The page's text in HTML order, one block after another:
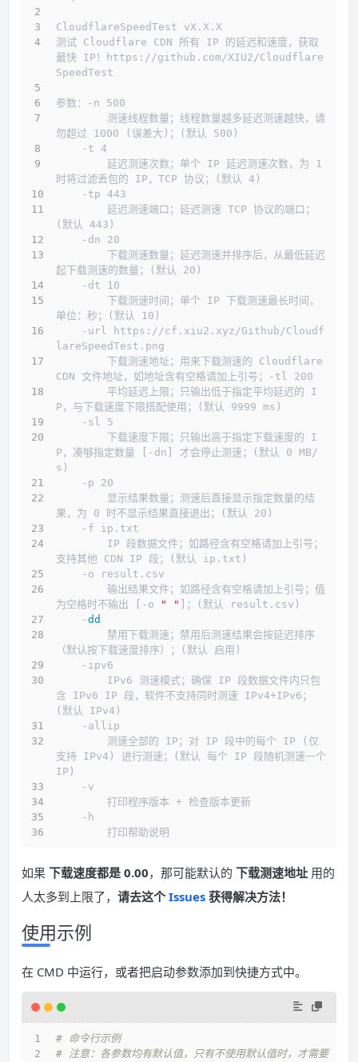
CloudflareSpeedTest vX.X.X
测试 Cloudflare CDN 所有 IP 的延迟和速度，获取
最快 IP！https://github.com/XIU2/Cloudflare
SpeedTest
参数：-n 500
勿超过 1000 (误差大)；(默认 500)
    -t 4
时将过滤丢包的 IP，TCP 协议；(默认 4)
    -tp 443
(默认 443)
    -dn 20
起下载测速的数量；(默认 20)
    -dt 10
单位：秒；(默认 10)
lareSpeedTest.png
CDN 文件地址，如地址含有空格请加上引号；-tl 200
P，与下载速度下限搭配使用；(默认 9999 ms)
    -sl 5
P，凑够指定数量 [-dn] 才会停止测速；(默认 0 MB/
s)
    -p 20
果，为 0 时不显示结果直接退出；(默认 20)
    -f ip.txt
支持其他 CDN IP 段；(默认 ip.txt)
    -o result.csv
为空格时不输出 [-o
" "
]；(默认 result.csv)
    -
dd
（默认按下载速度排序）；(默认 启用)
    -ipv6
含 IPv6 IP 段，软件不支持同时测速 IPv4+IPv6；
(默认 IPv4)
    -allip
支持 IPv4) 进行测速；(默认 每个 IP 段随机测速一个
IP)
    -v
        打印程序版本 + 检查版本更新
    -h
        打印帮助说明
如果 下载速度都是 0.00，那可能默认的 下载测速地址 用的
人太多到上限了， 请去这个 Issues 获得解决方法！
使用示例
在 CMD 中运行，或者把启动参数添加到快捷方式中。
# 命令行示例
# 注意：各参数均有默认值，只有不使用默认值时，才需要